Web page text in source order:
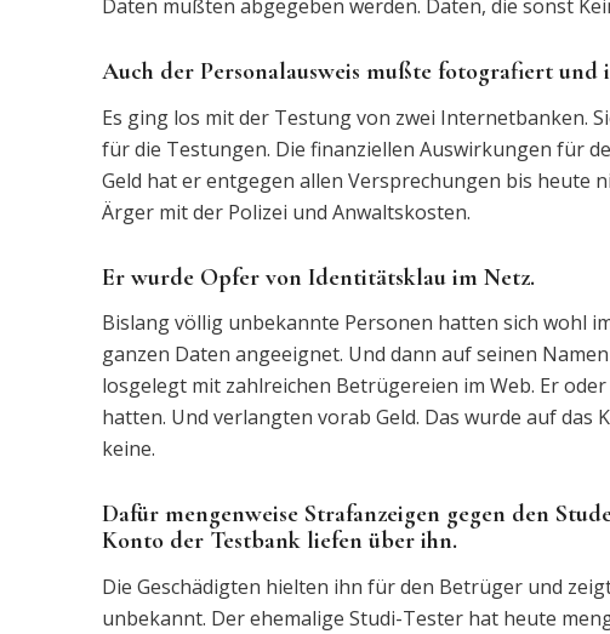
Daten mußten abgegeben werden. Daten, die sonst
Auch der Personalausweis mußte fotografiert
Es ging los mit der Testung von zwei Internetbanken.
für die Testungen. Die finanziellen Auswirkungen für
Geld hat er entgegen allen Versprechungen bis heute
Ärger mit der Polizei und Anwaltskosten.
Er wurde Opfer von Identitätsklau im Netz.
Bislang völlig unbekannte Personen hatten sich wohl
ganzen Daten angeeignet. Und dann auf seinen
losgelegt mit zahlreichen Betrügereien im Web. Er
hatten. Und verlangten vorab Geld. Das wurde auf
keine.
Dafür mengenweise Strafanzeigen gegen den
Konto der Testbank liefen über ihn.
Die Geschädigten hielten ihn für den Betrüger und
unbekannt. Der ehemalige Studi-Tester hat heute